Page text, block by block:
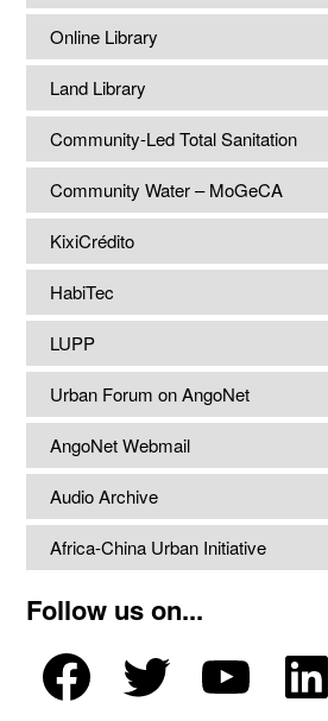
Online Library
Land Library
Community-Led Total Sanitation
Community Water – MoGeCA
KixiCrédito
HabiTec
LUPP
Urban Forum on AngoNet
AngoNet Webmail
Audio Archive
Africa-China Urban Initiative
Follow us on...